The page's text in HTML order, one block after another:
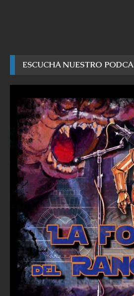
ESCUCHA NUESTRO